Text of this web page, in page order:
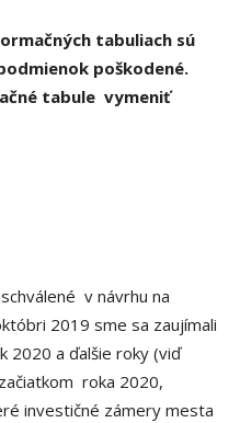
tabuliach sú
poškodené.
tabule vymeniť
v návrhu na
2019 sme sa zaujímali
2020 a ďalšie roky (viď
roka 2020,
investičné zámery mesta